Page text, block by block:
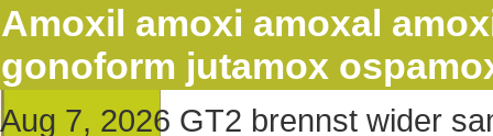
Amoxil amoxi amoxal
gonoform jutamox
Aug 7, 2026 GT2 brennst wider